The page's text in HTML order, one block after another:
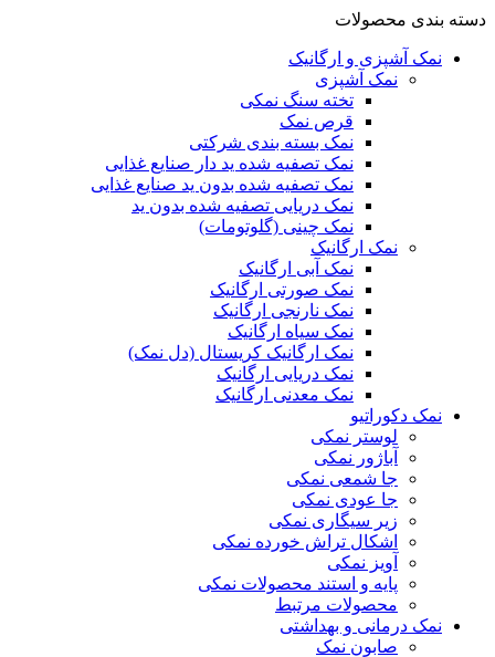
دسته بندی محصولات
نمک آشپزی و ارگانیک
نمک آشپزی
تخته سنگ نمکی
قرص نمک
نمک بسته بندی شرکتی
نمک تصفیه شده ید دار صنایع غذایی
نمک تصفیه شده بدون ید صنایع غذایی
نمک دریایی تصفیه شده بدون ید
نمک چینی (گلوتومات)
نمک ارگانیک
نمک آبی ارگانیک
نمک صورتی ارگانیک
نمک نارنجی ارگانیک
نمک سیاه ارگانیک
نمک ارگانیک کریستال (دل نمک)
نمک دریایی ارگانیک
نمک معدنی ارگانیک
نمک دکوراتیو
لوستر نمکی
آباژور نمکی
جا شمعی نمکی
جا عودی نمکی
زیر سیگاری نمکی
اشکال تراش خورده نمکی
آویز نمکی
پایه و استند محصولات نمکی
محصولات مرتبط
نمک درمانی و بهداشتی
صابون نمک